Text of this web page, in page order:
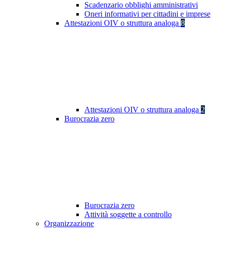
Scadenzario obblighi amministrativi
Oneri informativi per cittadini e imprese
Attestazioni OIV o struttura analoga 8
Attestazioni OIV o struttura analoga 2
Burocrazia zero
Burocrazia zero
Attività soggette a controllo
Organizzazione